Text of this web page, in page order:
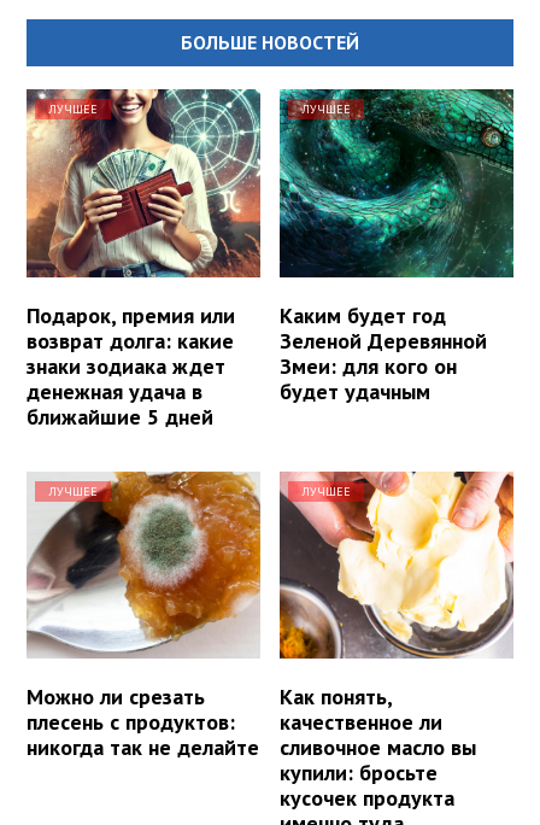
БОЛЬШЕ НОВОСТЕЙ
ЛУЧШЕЕ
Подарок, премия или
возврат долга: какие
знаки зодиака ждет
денежная удача в
ближайшие 5 дней
ЛУЧШЕЕ
Каким будет год
Зеленой Деревянной
Змеи: для кого он
будет удачным
ЛУЧШЕЕ
Можно ли срезать
плесень с продуктов:
никогда так не делайте
ЛУЧШЕЕ
Как понять,
качественное ли
сливочное масло вы
купили: бросьте
кусочек продукта